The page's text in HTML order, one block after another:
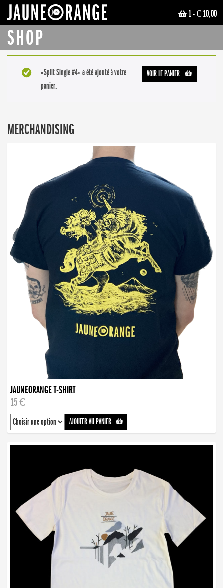
1- € 10,00
SHOP
VOIR LE PANIER-
«Split Single #4» a été ajouté à votre
panier.
MERCHANDISING
JAUNEORANGE T-SHIRT
15 €
AJOUTER AU PANIER-